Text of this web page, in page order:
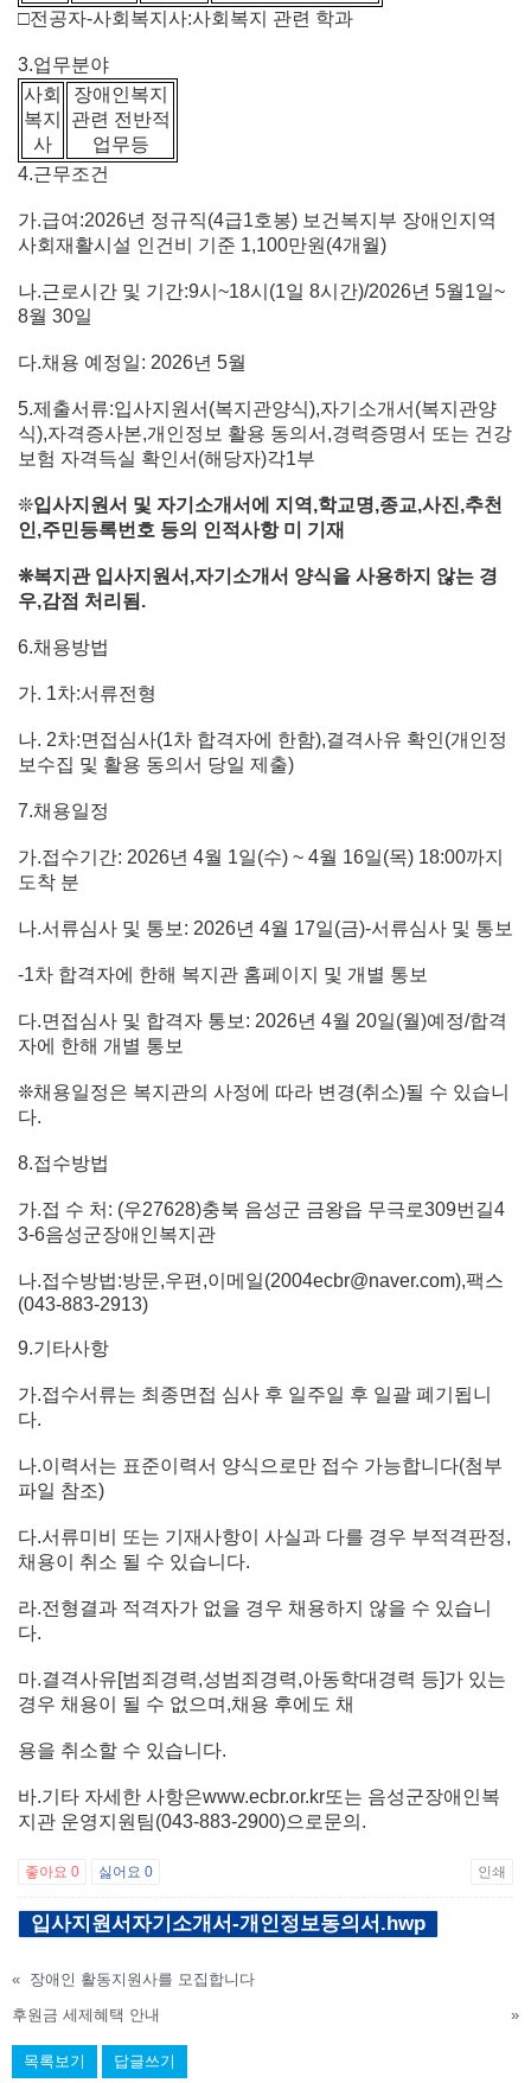
□전공자-사회복지사:사회복지 관련 학과
3.업무분야
사회
복지
사
장애인복지
관련 전반적
업무등
4.근무조건
가.급여:2026년 정규직(4급1호봉) 보건복지부 장애인지역
사회재활시설 인건비 기준 1,100만원(4개월)
나.근로시간 및 기간:9시~18시(1일 8시간)/2026년 5월1일~
8월 30일
다.채용 예정일: 2026년 5월
5.제출서류:입사지원서(복지관양식),자기소개서(복지관양
식),자격증사본,개인정보 활용 동의서,경력증명서 또는 건강
보험 자격득실 확인서(해당자)각1부
❊입사지원서 및 자기소개서에 지역 ,학교명,종교,사진,추천
인,주민등록번호 등의 인적사항 미 기재
❊복지관 입사지원서 ,자기소개서 양식을 사용하지 않는 경
우,감점 처리됨 .
6.채용방법
가. 1차:서류전형
나. 2차:면접심사(1차 합격자에 한함),결격사유 확인(개인정
보수집 및 활용 동의서 당일 제출)
7.채용일정
가.접수기간: 2026년 4월 1일(수) ~ 4월 16일(목) 18:00까지
도착 분
나.서류심사 및 통보: 2026년 4월 17일(금)-서류심사 및 통보
-1차 합격자에 한해 복지관 홈페이지 및 개별 통보
다.면접심사 및 합격자 통보: 2026년 4월 20일(월)예정/합격
자에 한해 개별 통보
❊채용일정은 복지관의 사정에 따라 변경(취소)될 수 있습니
다.
8.접수방법
가.접 수 처: (우27628)충북 음성군 금왕읍 무극로309번길4
3-6음성군장애인복지관
나.접수방법:방문,우편,이메일(2004ecbr@naver.com),팩스
(043-883-2913)
9.기타사항
가.접수서류는 최종면접 심사 후 일주일 후 일괄 폐기됩니
다.
나.이력서는 표준이력서 양식으로만 접수 가능합니다(첨부
파일 참조)
다.서류미비 또는 기재사항이 사실과 다를 경우 부적격판정,
채용이 취소 될 수 있습니다.
라.전형결과 적격자가 없을 경우 채용하지 않을 수 있습니
다.
마.결격사유[범죄경력,성범죄경력,아동학대경력 등]가 있는
경우 채용이 될 수 없으며,채용 후에도 채
용을 취소할 수 있습니다.
바.기타 자세한 사항은www.ecbr.or.kr또는 음성군장애인복
지관 운영지원팀(043-883-2900)으로문의.
좋아요 0 싫어요 0 인쇄
입사지원서자기소개서-개인정보동의서.hwp
« 장애인 활동지원사를 모집합니다
후원금 세제혜택 안내
»
목록보기 답글쓰기